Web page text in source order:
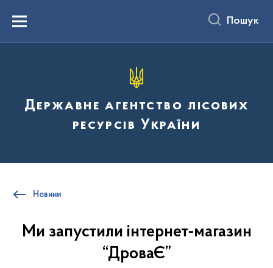
вмістуMenu Пошук
Державне агентство лісових
ресурсів України
Новини
Ми запустили інтернет-магазин
“ДроваЄ”